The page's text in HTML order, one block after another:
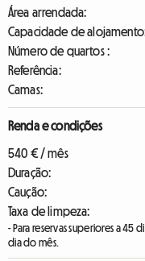
Área arrendada:
Capacidade de
Número de quartos :
Referência:
Camas:
Renda e condições
540 € / mês
Duração:
Caução:
Taxa de limpeza:
- Para reservas superiores a
dia do mês.